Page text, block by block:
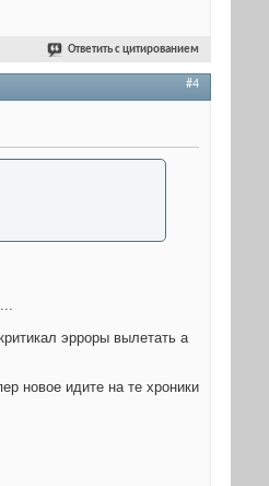
Ответить с цитированием
#4
эрроры вылетать а
новое идите на те хроники